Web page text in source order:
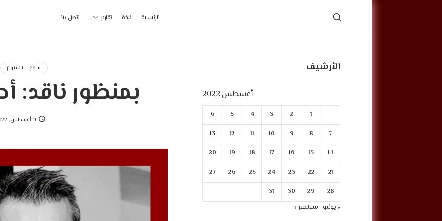
الرئيسية نبذة تقارير اتصل بنا
| مبدع الأسبوع
بمنظور ناقد:
16 أغسطس, 2022
الأرشيف
أغسطس 2022
1
2
3
4
5
6
7
8
9
10
11
12
13
14
15
16
17
18
19
20
21
22
23
24
25
26
27
28
29
30
31
« يوليو سبتمبر »